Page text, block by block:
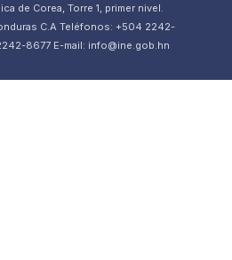
de Corea, Torre 1, primer nivel.
C.A Teléfonos: +504 2242-
8677 E-mail: info@ine.gob.hn